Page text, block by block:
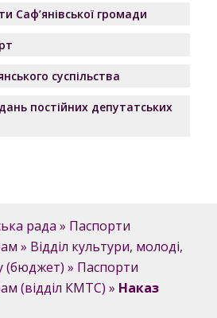
Саф’янівської громади
суспільства
постійних депутатських
рада » Паспорти
» Відділ культури, молоді,
(бюджет) » Паспорти
(відділ КМТС) » Наказ